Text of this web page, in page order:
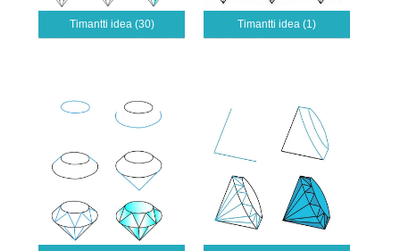
Timantti idea (30) Timantti idea (1)